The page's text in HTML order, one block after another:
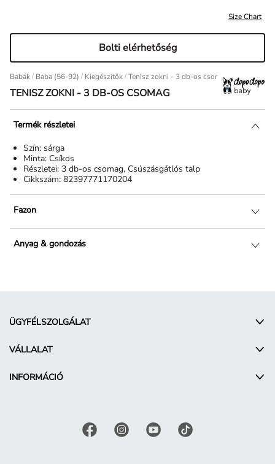
Size Chart
Bolti elérhetőség
Babák / Baba (56-92) / Kiegészítők Tenisz zokni - 3 db-os csomag
TENISZ ZOKNI - 3 DB-OS CSOMAG
Termék részletei
Szín: sárga
Minta: Csíkos
Részletei: 3 db-os csomag, Csúszásgátlós talp
Cikkszám: 82397771170204
Fazon
Anyag & gondozás
ÜGYFÉLSZOLGÁLAT
VÁLLALAT
INFORMÁCIÓ